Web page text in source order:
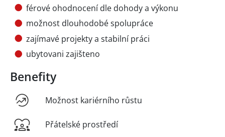
férové ohodnocení dle dohody a výkonu
možnost dlouhodobé spolupráce
zajímavé projekty a stabilní práci
ubytovani zajišteno
Benefity
Možnost kariérního růstu
Přátelské prostředí